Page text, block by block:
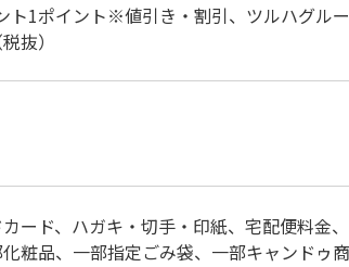
ト1ポイント※値引き・割引、ツルハグル
抜）
ード、ハガキ・切手・印紙、宅配便料金
粧品、一部指定ごみ袋、一部キャンドゥ